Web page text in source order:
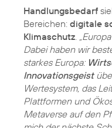
Handlungsbedarf
Bereichen: digitale
Klimaschutz.
Dabei haben wir
starkes Europa:
Innovationsgeist
Wertesystem, das
Plattformen und
Metaverse auf den